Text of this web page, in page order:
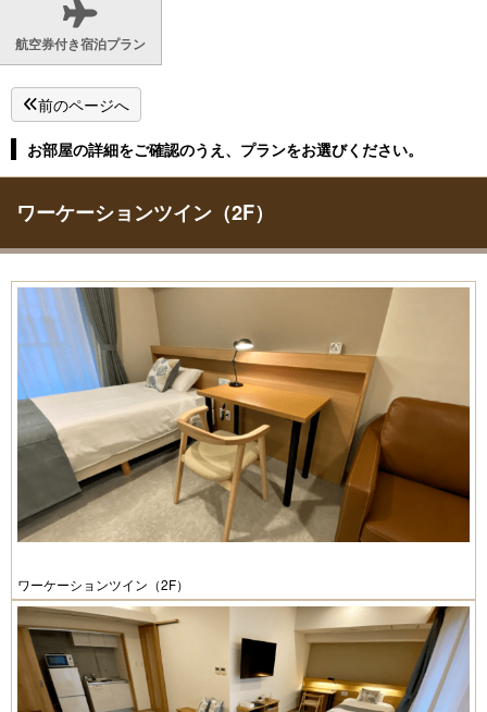
航空券付き宿泊プラン
前のページへ
お部屋の詳細をご確認のうえ、プランをお選びください。
ワーケーションツイン（2F）
ワーケーションツイン（2F）